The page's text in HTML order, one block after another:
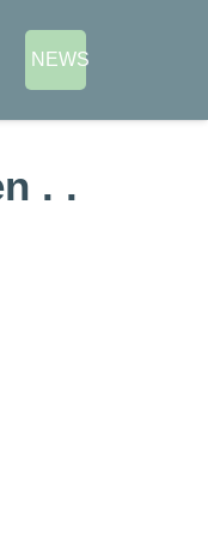
NEWS
. .